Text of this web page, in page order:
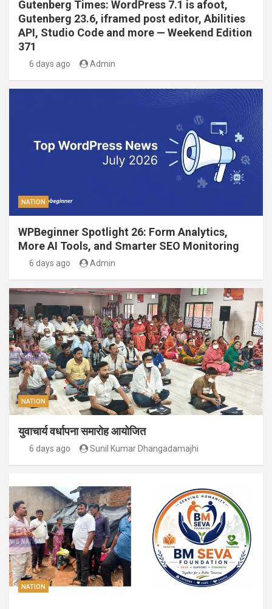
Gutenberg Times: WordPress 7.1 is afoot,
Gutenberg 23.6, iframed post editor, Abilities
API, Studio Code and more — Weekend Edition
371
6 days ago Admin
NATION
WPBeginner Spotlight 26: Form Analytics,
More AI Tools, and Smarter SEO Monitoring
6 days ago Admin
NATION
युवाचार्य वर्धापना समारोह आयोजित
6 days ago Sunil Kumar Dhangadamajhi
NATION